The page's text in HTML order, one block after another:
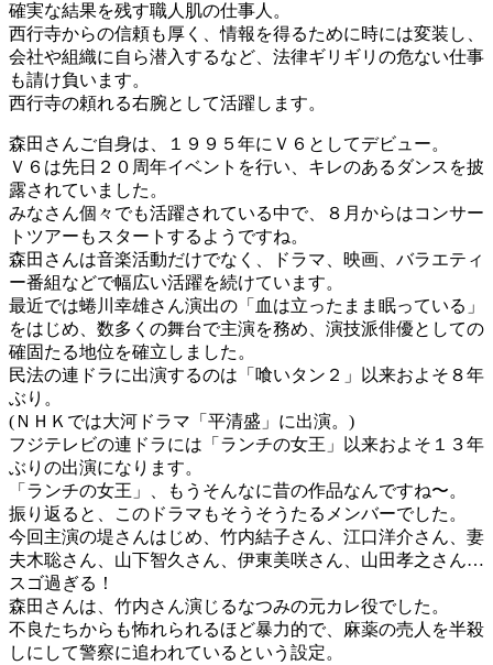
確実な結果を残す職人肌の仕事人。
西行寺からの信頼も厚く、情報を得るために時には変装し、
会社や組織に自ら潜入するなど、法律ギリギリの危ない仕事
も請け負います。
西行寺の頼れる右腕として活躍します。
森田さんご自身は、１９９５年にＶ６としてデビュー。
Ｖ６は先日２０周年イベントを行い、キレのあるダンスを披
露されていました。
みなさん個々でも活躍されている中で、８月からはコンサー
トツアーもスタートするようですね。
森田さんは音楽活動だけでなく、ドラマ、映画、バラエティ
ー番組などで幅広い活躍を続けています。
最近では蜷川幸雄さん演出の「血は立ったまま眠っている」
をはじめ、数多くの舞台で主演を務め、演技派俳優としての
確固たる地位を確立しました。
民法の連ドラに出演するのは「喰いタン２」以来およそ８年
ぶり。
(ＮＨＫでは大河ドラマ「平清盛」に出演。)
フジテレビの連ドラには「ランチの女王」以来およそ１３年
ぶりの出演になります。
「ランチの女王」、もうそんなに昔の作品なんですね〜。
振り返ると、このドラマもそうそうたるメンバーでした。
今回主演の堤さんはじめ、竹内結子さん、江口洋介さん、妻
夫木聡さん、山下智久さん、伊東美咲さん、山田孝之さん…
スゴ過ぎる！
森田さんは、竹内さん演じるなつみの元カレ役でした。
不良たちからも怖れられるほど暴力的で、麻薬の売人を半殺
しにして警察に追われているという設定。